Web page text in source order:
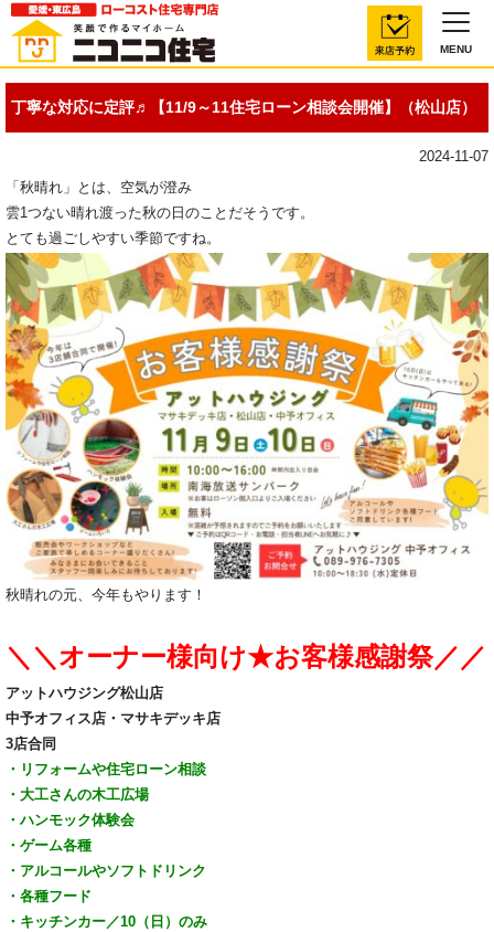
MENU
丁寧な対応に定評♬【11/9～11住宅ローン相談会開催】（松山店）
2024-11-07
「秋晴れ」とは、空気が澄み
雲1つない晴れ渡った秋の日のことだそうです。
とても過ごしやすい季節ですね。
秋晴れの元、今年もやります！
＼＼オーナー様向け★お客様感謝祭／／
アットハウジング松山店
中予オフィス店・マサキデッキ店
3店合同
・リフォームや住宅ローン相談
・大工さんの木工広場
・ハンモック体験会
・ゲーム各種
・アルコールやソフトドリンク
・各種フード
・キッチンカー／10（日）のみ